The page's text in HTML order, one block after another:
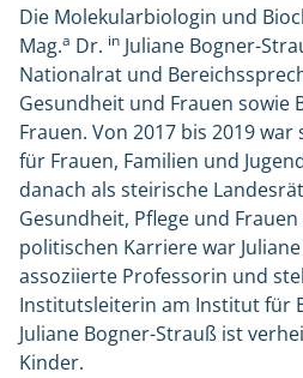
Die Molekularbiologin und
Mag.a Dr. in Juliane Bogner-
Nationalrat und
Gesundheit und Frauen sowie
Frauen. Von 2017 bis 2019
für Frauen, Familien und
danach als steirische
Gesundheit, Pflege und
politischen Karriere war
assoziierte Professorin und
Institutsleiterin am Institut für
Juliane Bogner-Strauß ist
Kinder.